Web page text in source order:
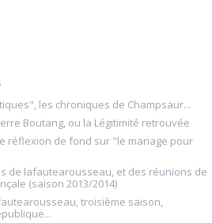
les chroniques de Champsaur...
Boutang, ou la Légitimité retrouvée
réflexion de fond sur "le mariage pour
de lafautearousseau, et des réunions de
(saison 2013/2014)
troisième saison,